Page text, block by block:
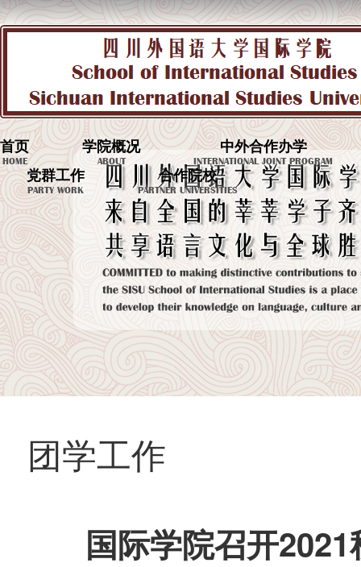
首页
HOME
学院概况
ABOUT
中外合作办学
INTERNATIONAL JOINT PROGRAM
党群工作
PARTY WORK
合作院校
PARTNER UNIVERSITIES
团学工作
国际学院召开